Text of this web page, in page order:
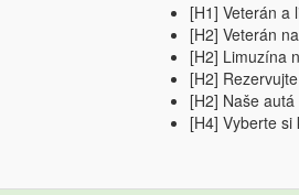
[H1] Veterán a
[H2] Veterán
[H2] Limuzína
[H2]
[H2] Naše autá
[H4] Vyberte